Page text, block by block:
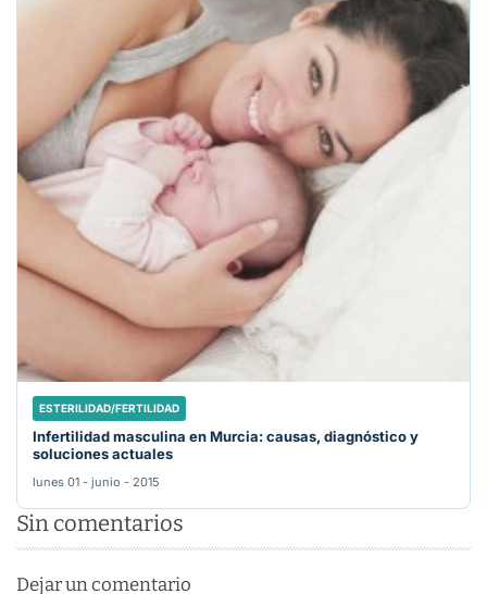
ESTERILIDAD/FERTILIDAD
Infertilidad masculina en Murcia: causas, diagnóstico y
soluciones actuales
lunes 01 - junio - 2015
Sin comentarios
Dejar un comentario